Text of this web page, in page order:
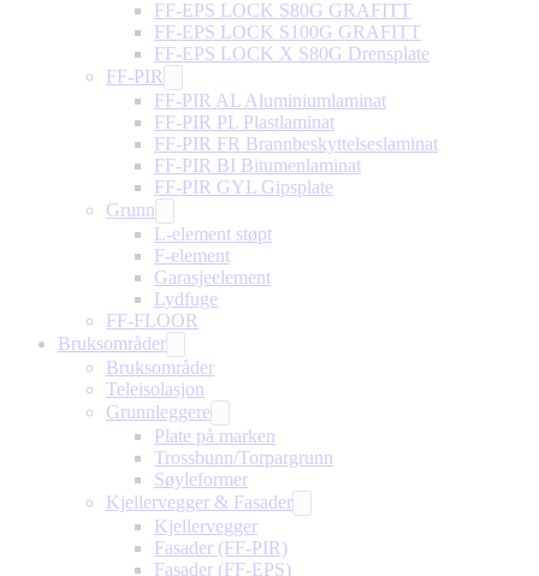
FF-EPS LOCK S80G GRAFITT
FF-EPS LOCK S100G GRAFITT
FF-EPS LOCK X S80G Drensplate
FF-PIR
FF-PIR AL Aluminiumlaminat
FF-PIR PL Plastlaminat
FF-PIR FR Brannbeskyttelseslaminat
FF-PIR BI Bitumenlaminat
FF-PIR GYL Gipsplate
Grunn
L-element støpt
F-element
Garasjeelement
Lydfuge
FF-FLOOR
Bruksområder
Bruksområder
Teleisolasjon
Grunnleggere
Plate på marken
Trossbunn/Torpargrunn
Søyleformer
Kjellervegger & Fasader
Kjellervegger
Fasader (FF-PIR)
Fasader (FF-EPS)